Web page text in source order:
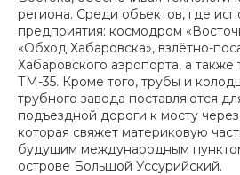
региона. Среди объектов, где
предприятия: космодром
«Обход Хабаровска», взлётно-
Хабаровского аэропорта, а также
ТМ-35. Кроме того, трубы и
трубного завода поставляются
подъездной дороги к мосту
которая свяжет материковую
будущим международным
острове Большой Уссурийский.